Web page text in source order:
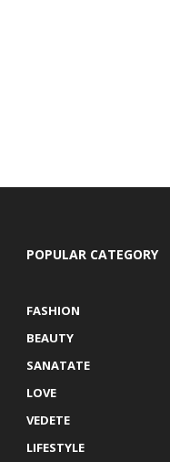
POPULAR CATEGORY
FASHION
BEAUTY
SANATATE
LOVE
VEDETE
LIFESTYLE